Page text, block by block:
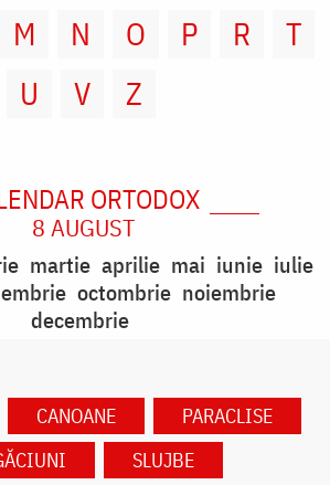
M N O P R
T
U
V Z
ORTODOX
8 AUGUST
martie aprilie mai iunie iulie
octombrie noiembrie
decembrie
CANOANE
PARACLISE
SLUJBE